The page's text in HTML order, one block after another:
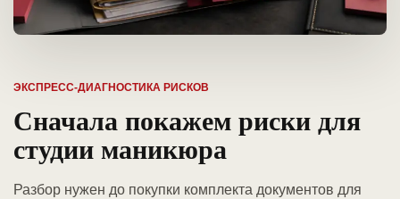
ЭКСПРЕСС-ДИАГНОСТИКА РИСКОВ
Сначала покажем риски для
студии маникюра
Разбор нужен до покупки комплекта документов для